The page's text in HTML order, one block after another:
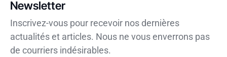
Newsletter
Inscrivez-vous pour recevoir nos dernières
actualités et articles. Nous ne vous enverrons pas
de courriers indésirables.